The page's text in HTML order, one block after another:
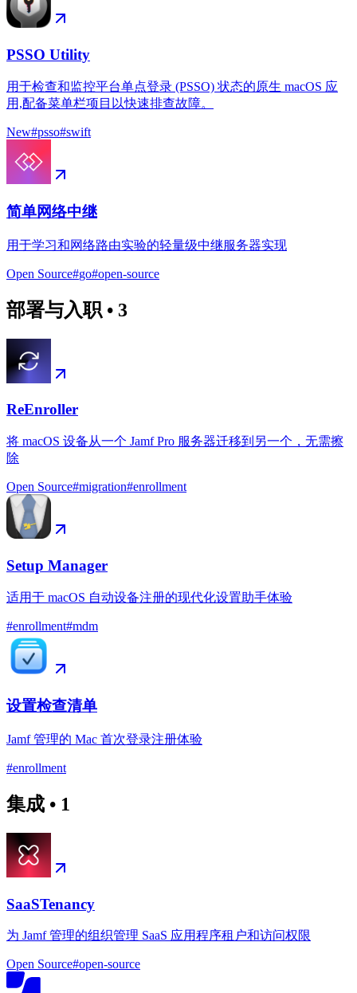
PSSO Utility
用于检查和监控平台单点登录 (PSSO) 状态的原生 macOS 应
用,配备菜单栏项目以快速排查故障。
New#psso#swift
简单网络中继
用于学习和网络路由实验的轻量级中继服务器实现
Open Source#go#open-source
部署与入职 • 3
ReEnroller
将 macOS 设备从一个 Jamf Pro 服务器迁移到另一个，无需擦
除
Open Source#migration#enrollment
Setup Manager
适用于 macOS 自动设备注册的现代化设置助手体验
#enrollment#mdm
设置检查清单
Jamf 管理的 Mac 首次登录注册体验
#enrollment
集成 • 1
SaaSTenancy
为 Jamf 管理的组织管理 SaaS 应用程序租户和访问权限
Open Source#open-source